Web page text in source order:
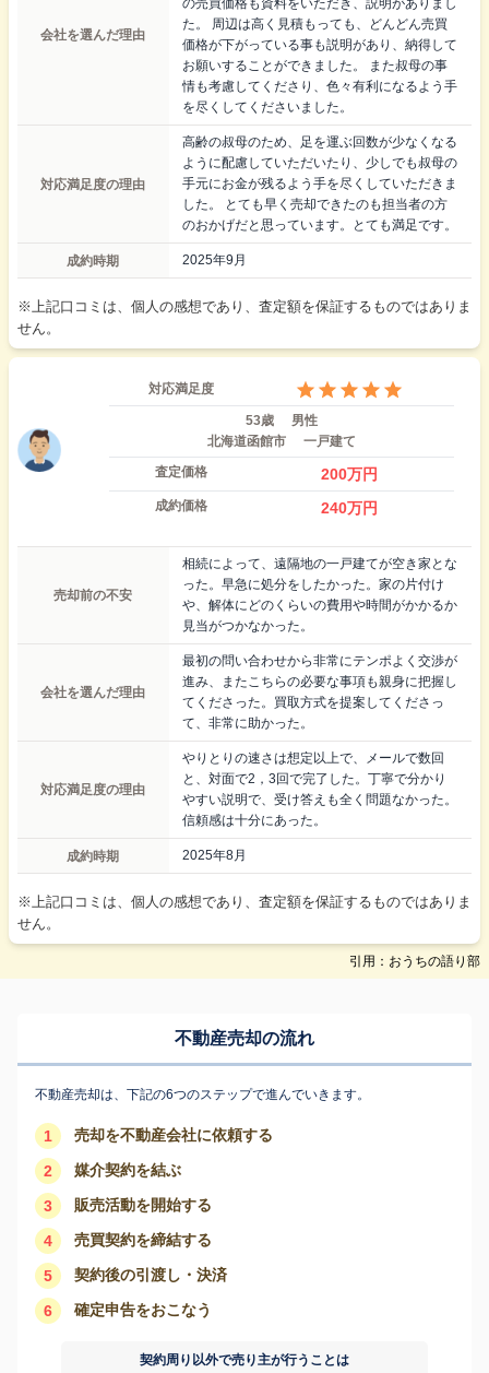
会社を選んだ理由
の売買価格も資料をいただき、説明がありまし
た。 周辺は高く見積もっても、どんどん売買
価格が下がっている事も説明があり、納得して
お願いすることができました。 また叔母の事
情も考慮してくださり、色々有利になるよう手
を尽くしてくださいました。
対応満足度の理由
高齢の叔母のため、足を運ぶ回数が少なくなる
ように配慮していただいたり、少しでも叔母の
手元にお金が残るよう手を尽くしていただきま
した。 とても早く売却できたのも担当者の方
のおかげだと思っています。とても満足です。
成約時期 2025年9月
※上記口コミは、個人の感想であり、査定額を保証するものではありま
せん。
対応満足度
53歳
男性
北海道函館市
一戸建て
査定価格
200万円
成約価格 240万円
売却前の不安
相続によって、遠隔地の一戸建てが空き家とな
った。早急に処分をしたかった。家の片付け
や、解体にどのくらいの費用や時間がかかるか
見当がつかなかった。
会社を選んだ理由
最初の問い合わせから非常にテンポよく交渉が
進み、またこちらの必要な事項も親身に把握し
てくださった。買取方式を提案してくださっ
て、非常に助かった。
対応満足度の理由
やりとりの速さは想定以上で、メールで数回
と、対面で2，3回で完了した。丁寧で分かり
やすい説明で、受け答えも全く問題なかった。
信頼感は十分にあった。
成約時期 2025年8月
※上記口コミは、個人の感想であり、査定額を保証するものではありま
せん。
引用：おうちの語り部
不動産売却の流れ
不動産売却は、下記の6つのステップで進んでいきます。
1 売却を不動産会社に依頼する
2 媒介契約を結ぶ
3 販売活動を開始する
4 売買契約を締結する
5 契約後の引渡し・決済
6 確定申告をおこなう
契約周り以外で売り主が行うことは